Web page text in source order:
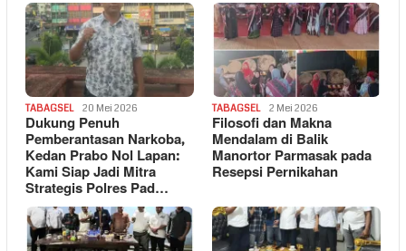
TABAGSEL 20 Mei 2026
Dukung Penuh
Pemberantasan Narkoba,
Kedan Prabo Nol Lapan:
Kami Siap Jadi Mitra
Strategis Polres Pad…
TABAGSEL 2 Mei 2026
Filosofi dan Makna
Mendalam di Balik
Manortor Parmasak pada
Resepsi Pernikahan